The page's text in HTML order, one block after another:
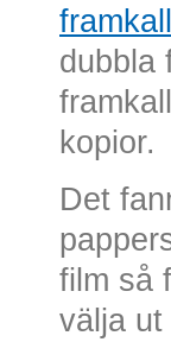
dubbla
kopior.
Det
film så
välja ut